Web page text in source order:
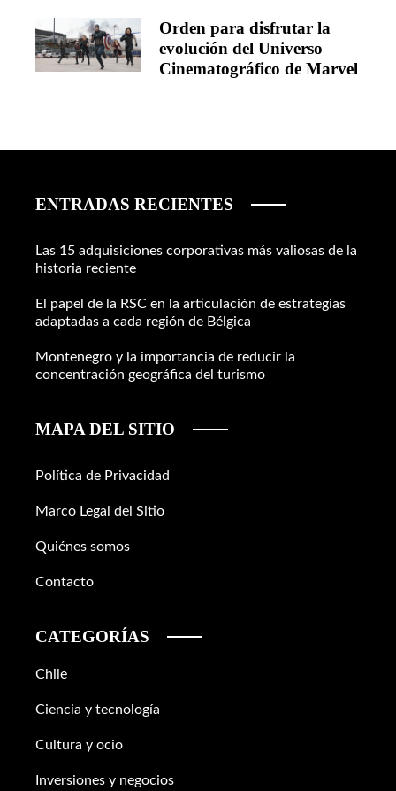
Orden para disfrutar la
evolución del Universo
Cinematográfico de Marvel
ENTRADAS RECIENTES
Las 15 adquisiciones corporativas más valiosas de la
historia reciente
El papel de la RSC en la articulación de estrategias
adaptadas a cada región de Bélgica
Montenegro y la importancia de reducir la
concentración geográfica del turismo
MAPA DEL SITIO
Política de Privacidad
Marco Legal del Sitio
Quiénes somos
Contacto
CATEGORÍAS
Chile
Ciencia y tecnología
Cultura y ocio
Inversiones y negocios